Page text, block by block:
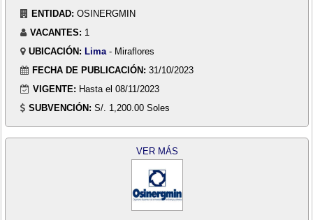
ENTIDAD: OSINERGMIN
VACANTES: 1
UBICACIÓN: Lima - Miraflores
FECHA DE PUBLICACIÓN: 31/10/2023
VIGENTE: Hasta el 08/11/2023
SUBVENCIÓN: S/. 1,200.00 Soles
VER MÁS